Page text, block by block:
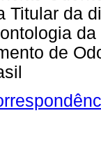
Titular da
de